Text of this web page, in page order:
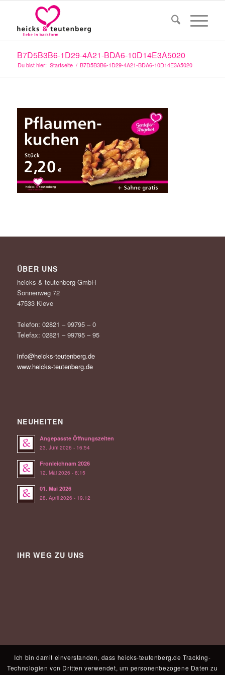
B7D5B3B6-1D29-4A21-BDA6-10D14E3A5020
Du bist hier: Startseite / B7D5B3B6-1D29-4A21-BDA6-10D14E3A5020
ÜBER UNS
heicks & teutenberg GmbH
Sonnenweg 72
47533 Kleve
Telefon: 02821 – 99795 – 0
Telefax: 02821 – 99795 – 95
info@heicks-teutenberg.de
www.heicks-teutenberg.de
NEUHEITEN
Angepasste Öffnungszeiten
23. Juni 2026 - 16:54
Fronleichnam 2026
12. Mai 2026 - 8:15
01. Mai 2026
28. April 2026 - 19:12
IHR WEG ZU UNS
Ich bin damit einverstanden, dass heicks-teutenberg.de Tracking-
Technologien von Dritten verwendet, um personenbezogene Daten zu